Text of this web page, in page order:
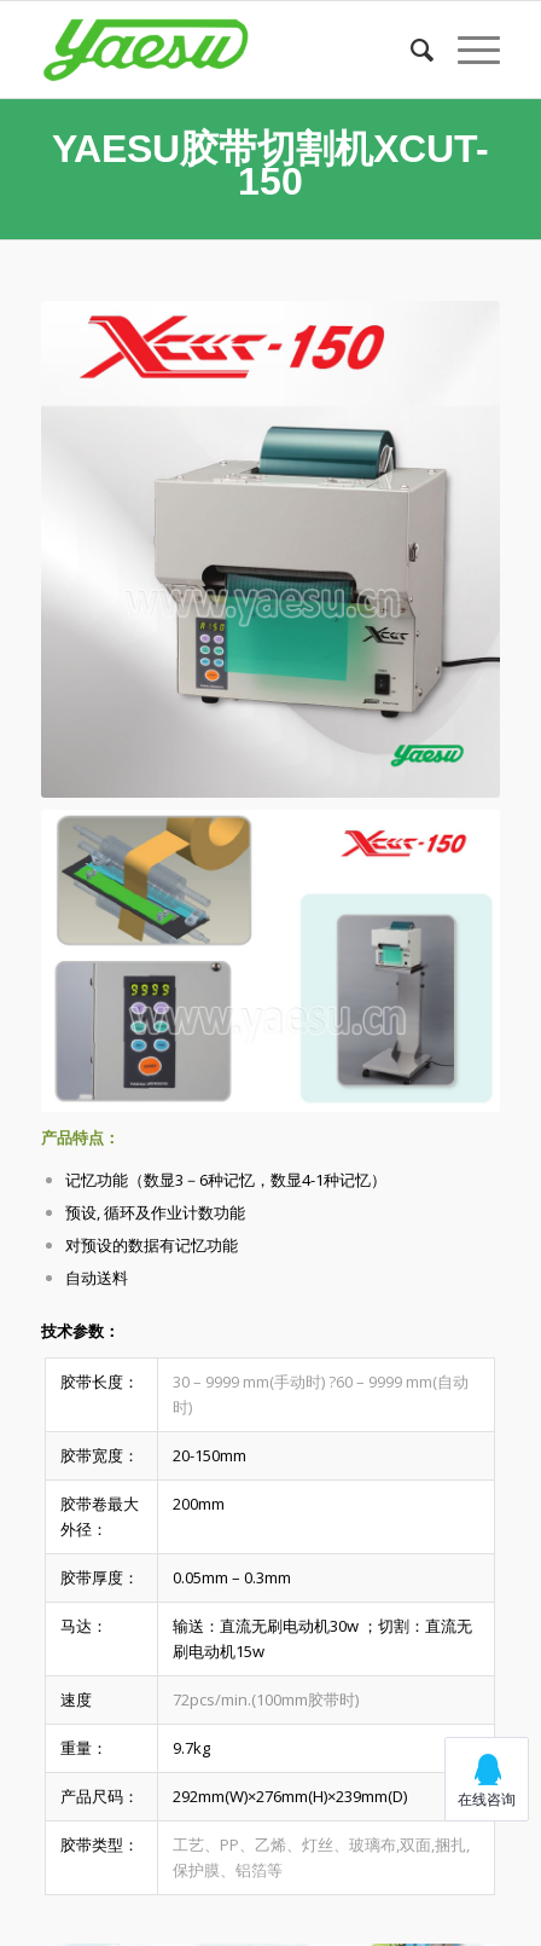
YAESU胶带切割机XCUT-
150
产品特点：
记忆功能（数显3－6种记忆，数显4-1种记忆）
预设, 循环及作业计数功能
对预设的数据有记忆功能
自动送料
技术参数：
胶带长度：
30 – 9999 mm(手动时) ?60 – 9999 mm(自动
时)
胶带宽度： 20-150mm
胶带卷最大
外径：
200mm
胶带厚度： 0.05mm – 0.3mm
马达：
输送：直流无刷电动机30w ；切割：直流无
刷电动机15w
速度 72pcs/min.(100mm胶带时)
重量： 9.7kg
产品尺码： 292mm(W)×276mm(H)×239mm(D)
胶带类型：
工艺、PP、乙烯、灯丝、玻璃布,双面,捆扎,
保护膜、铝箔等